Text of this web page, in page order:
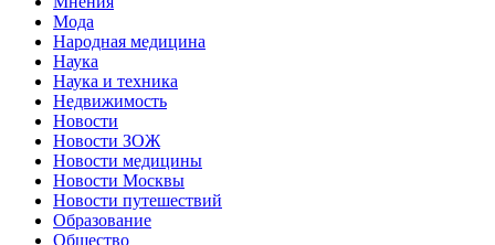
Мода
Народная медицина
Наука
Наука и техника
Недвижимость
Новости
Новости ЗОЖ
Новости медицины
Новости Москвы
Новости путешествий
Образование
Общество